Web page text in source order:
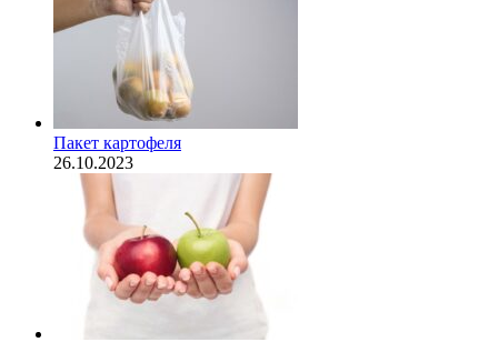
Пакет картофеля
26.10.2023